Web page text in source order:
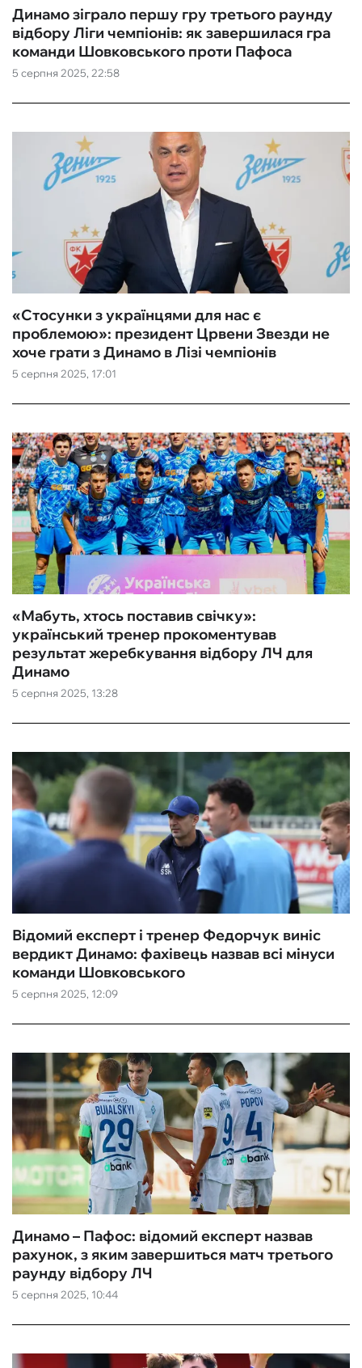
5 серпня 2025, 22:58
Динамо зіграло першу гру третього раунду
відбору Ліги чемпіонів: як завершилася гра
команди Шовковського проти Пафоса
5 серпня 2025, 17:01
«Стосунки з українцями для нас є
проблемою»: президент Црвени Звезди не
хоче грати з Динамо в Лізі чемпіонів
5 серпня 2025, 13:28
«Мабуть, хтось поставив свічку»:
український тренер прокоментував
результат жеребкування відбору ЛЧ для
Динамо
5 серпня 2025, 12:09
Відомий експерт і тренер Федорчук виніс
вердикт Динамо: фахівець назвав всі мінуси
команди Шовковського
5 серпня 2025, 10:44
Динамо – Пафос: відомий експерт назвав
рахунок, з яким завершиться матч третього
раунду відбору ЛЧ